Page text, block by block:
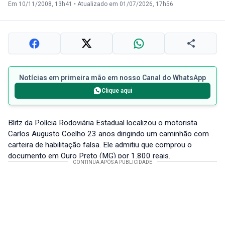
Em 10/11/2008, 13h41 • Atualizado em 01/07/2026, 17h56
Notícias em primeira mão em nosso Canal do WhatsApp
Clique aqui
Blitz da Polícia Rodoviária Estadual localizou o motorista
Carlos Augusto Coelho 23 anos dirigindo um caminhão com
carteira de habilitação falsa. Ele admitiu que comprou o
documento em Ouro Preto (MG) por 1.800 reais.